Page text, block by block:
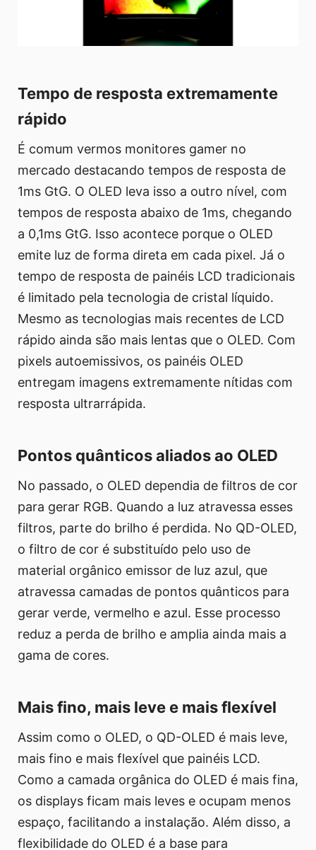
Tempo de resposta extremamente
rápido
É comum vermos monitores gamer no
mercado destacando tempos de resposta de
1ms GtG. O OLED leva isso a outro nível, com
tempos de resposta abaixo de 1ms, chegando
a 0,1ms GtG. Isso acontece porque o OLED
emite luz de forma direta em cada pixel. Já o
tempo de resposta de painéis LCD tradicionais
é limitado pela tecnologia de cristal líquido.
Mesmo as tecnologias mais recentes de LCD
rápido ainda são mais lentas que o OLED. Com
pixels autoemissivos, os painéis OLED
entregam imagens extremamente nítidas com
resposta ultrarrápida.
Pontos quânticos aliados ao OLED
No passado, o OLED dependia de filtros de cor
para gerar RGB. Quando a luz atravessa esses
filtros, parte do brilho é perdida. No QD-OLED,
o filtro de cor é substituído pelo uso de
material orgânico emissor de luz azul, que
atravessa camadas de pontos quânticos para
gerar verde, vermelho e azul. Esse processo
reduz a perda de brilho e amplia ainda mais a
gama de cores.
Mais fino, mais leve e mais flexível
Assim como o OLED, o QD-OLED é mais leve,
mais fino e mais flexível que painéis LCD.
Como a camada orgânica do OLED é mais fina,
os displays ficam mais leves e ocupam menos
espaço, facilitando a instalação. Além disso, a
flexibilidade do OLED é a base para